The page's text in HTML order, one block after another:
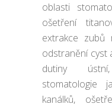
oblasti
ošetření
extrakce zubů
odstranění cyst
dutiny
stomatologie
kanálků,